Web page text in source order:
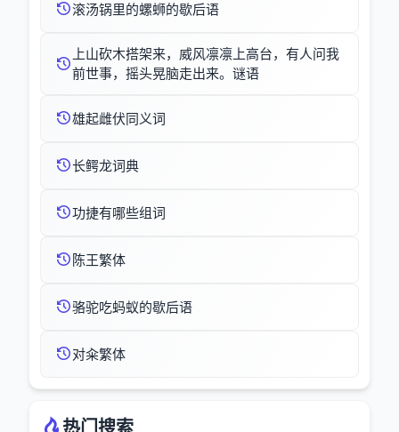
滚汤锅里的螺蛳的歇后语
上山砍木搭架来，威风凛凛上高台，有人问我
前世事，摇头晃脑走出来。谜语
雄起雌伏同义词
长鳄龙词典
功捷有哪些组词
陈王繁体
骆驼吃蚂蚁的歇后语
对籴繁体
热门搜索